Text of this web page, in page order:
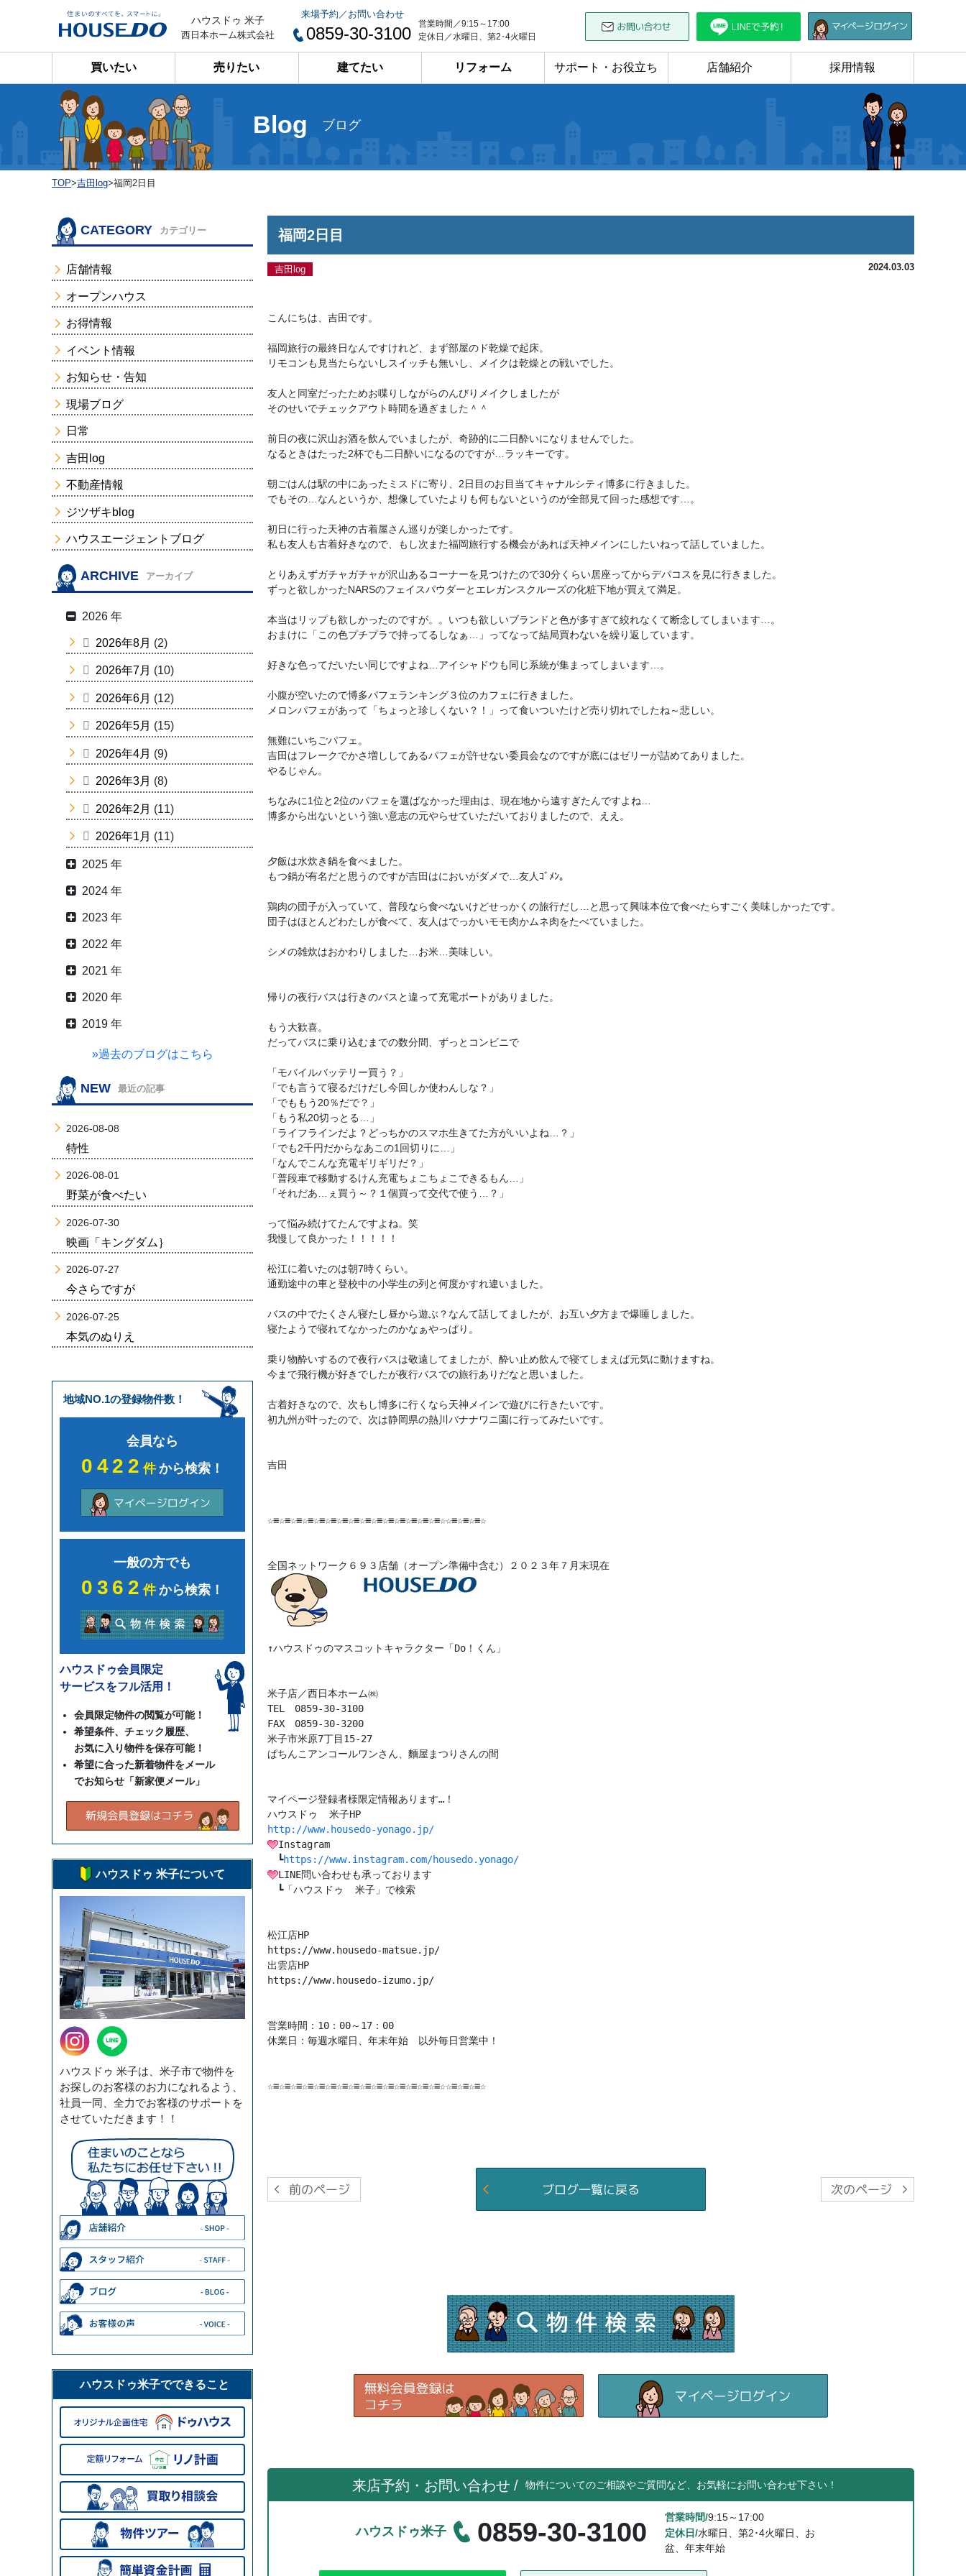
ハウスドゥ 米子
西日本ホーム株式会社
来場予約／お問い合わせ
0859-30-3100
営業時間／9:15～17:00
定休日／水曜日、第2･4火曜日
買いたい 売りたい 建てたい リフォーム サポート・お役立ち 店舗紹介 採用情報
Blog ブログ
TOP>吉田log>福岡2日目
福岡2日目
吉田log 2024.03.03
こんにちは、吉田です。
福岡旅行の最終日なんですけれど、まず部屋のド乾燥で起床。
リモコンも見当たらないしスイッチも無いし、メイクは乾燥との戦いでした。
友人と同室だったためお喋りしながらのんびりメイクしましたが
そのせいでチェックアウト時間を過ぎました＾＾
前日の夜に沢山お酒を飲んでいましたが、奇跡的に二日酔いになりませんでした。
なるときはたった2杯でも二日酔いになるのですが…ラッキーです。
朝ごはんは駅の中にあったミスドに寄り、2日目のお目当てキャナルシティ博多に行きました。
でもその…なんというか、想像していたよりも何もないというのが全部見て回った感想です…。
初日に行った天神の古着屋さん巡りが楽しかったです。
私も友人も古着好きなので、もし次また福岡旅行する機会があれば天神メインにしたいねって話していました。
とりあえずガチャガチャが沢山あるコーナーを見つけたので30分くらい居座ってからデパコスを見に行きました。
ずっと欲しかったNARSのフェイスパウダーとエレガンスクルーズの化粧下地が買えて満足。
本当はリップも欲しかったのですが。。いつも欲しいブランドと色が多すぎて絞れなくて断念してしまいます…。
おまけに「この色プチプラで持ってるしなぁ…」ってなって結局買わないを繰り返しています。
好きな色ってだいたい同じですよね…アイシャドウも同じ系統が集まってしまいます…。
小腹が空いたので博多パフェランキング３位のカフェに行きました。
メロンパフェがあって「ちょっと珍しくない？！」って食いついたけど売り切れでしたね～悲しい。
無難にいちごパフェ。
吉田はフレークでかさ増ししてあるパフェが許せない委員会なのですが底にはゼリーが詰めてありました。
やるじゃん。
ちなみに1位と2位のパフェを選ばなかった理由は、現在地から遠すぎたんですよね…
博多から出ないという強い意志の元やらせていただいておりましたので、ええ。
夕飯は水炊き鍋を食べました。
もつ鍋が有名だと思うのですが吉田はにおいがダメで…友人ｺﾞﾒﾝ。
鶏肉の団子が入っていて、普段なら食べないけどせっかくの旅行だし…と思って興味本位で食べたらすごく美味しかったです。
団子はほとんどわたしが食べて、友人はでっかいモモ肉かムネ肉をたべていました。
シメの雑炊はおかわりしました…お米…美味しい。
帰りの夜行バスは行きのバスと違って充電ポートがありました。
もう大歓喜。
だってバスに乗り込むまでの数分間、ずっとコンビニで
「モバイルバッテリー買う？」
「でも言うて寝るだけだし今回しか使わんしな？」
「でももう20％だで？」
「もう私20切っとる…」
「ライフラインだよ？どっちかのスマホ生きてた方がいいよね…？」
「でも2千円だからなあこの1回切りに…」
「なんでこんな充電ギリギリだ？」
「普段車で移動するけん充電ちょこちょこできるもん…」
「それだあ…ぇ買う～？１個買って交代で使う…？」
って悩み続けてたんですよね。笑
我慢して良かった！！！！！
松江に着いたのは朝7時くらい。
通勤途中の車と登校中の小学生の列と何度かすれ違いました。
バスの中でたくさん寝たし昼から遊ぶ？なんて話してましたが、お互い夕方まで爆睡しました。
寝たようで寝れてなかったのかなぁやっぱり。
乗り物酔いするので夜行バスは敬遠してましたが、酔い止め飲んで寝てしまえば元気に動けますね。
今まで飛行機が好きでしたが夜行バスでの旅行ありだなと思いました。
古着好きなので、次もし博多に行くなら天神メインで遊びに行きたいです。
初九州が叶ったので、次は静岡県の熱川バナナワニ園に行ってみたいです。
吉田
☆≡☆≡☆≡☆≡☆≡☆≡☆≡☆≡☆≡☆≡☆≡☆≡☆≡☆≡☆≡☆☆≡☆≡☆≡☆
全国ネットワーク６９３店舗（オープン準備中含む）２０２３年７月末現在
↑ハウスドゥのマスコットキャラクター「Do！くん」
米子店／西日本ホーム㈱
TEL　0859-30-3100
FAX　0859-30-3200
米子市米原7丁目15-27
ぱちんこアンコールワンさん、麵屋まつりさんの間
マイページ登録者様限定情報あります…！
http://www.housedo-yonago.jp/
Instagram
┗https://www.instagram.com/housedo.yonago/
LINE問い合わせも承っております
┗「ハウスドゥ  米子」で検索
https://www.housedo-matsue.jp/
https://www.housedo-izumo.jp/
営業時間：10：00～17：00
休業日：毎週水曜日、年末年始　以外毎日営業中！
☆≡☆≡☆≡☆≡☆≡☆≡☆≡☆≡☆≡☆≡☆≡☆≡☆≡☆≡☆≡☆☆≡☆≡☆≡☆
来店予約・お問い合わせ / 物件についてのご相談やご質問など、お気軽にお問い合わせ下さい！
ハウスドゥ米子 0859-30-3100 営業時間/9:15～17:00
定休日/水曜日、第2･4火曜日、お
盆、年末年始
CATEGORY カテゴリー
店舗情報
オープンハウス
お得情報
イベント情報
お知らせ・告知
現場ブログ
日常
吉田log
不動産情報
ジツザキblog
ハウスエージェントブログ
ARCHIVE アーカイブ
2026 年
2026年8月 (2)
2026年7月 (10)
2026年6月 (12)
2026年5月 (15)
2026年4月 (9)
2026年3月 (8)
2026年2月 (11)
2026年1月 (11)
2025 年
2024 年
2023 年
2022 年
2021 年
2020 年
2019 年
»過去のブログはこちら
NEW 最近の記事
2026-08-08
特性
2026-08-01
野菜が食べたい
2026-07-30
映画「キングダム｝
2026-07-27
今さらですが
2026-07-25
本気のぬりえ
地域NO.1の登録物件数！
会員なら
0422件から検索！
一般の方でも
0362件から検索！
ハウスドゥ会員限定
サービスをフル活用！
会員限定物件の閲覧が可能！
希望条件、チェック履歴、
お気に入り物件を保存可能！
希望に合った新着物件をメール
でお知らせ「新家便メール」
ハウスドゥ 米子について
ハウスドゥ 米子は、米子市で物件を
お探しのお客様のお力になれるよう、
社員一同、全力でお客様のサポートを
させていただきます！！
ハウスドゥ米子でできること